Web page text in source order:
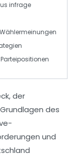
infrage
Wählermeinungen
Parteipositionen
der
Grundlagen des
und